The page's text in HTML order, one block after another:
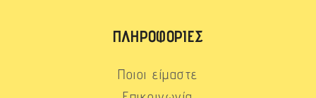
ΠΛΗΡΟΦΟΡΊΕΣ
Ποιοι είμαστε